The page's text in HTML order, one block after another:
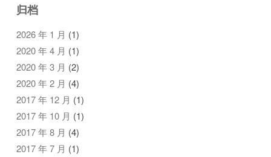
归档
2026 年 1 月 (1)
2020 年 4 月 (1)
2020 年 3 月 (2)
2020 年 2 月 (4)
2017 年 12 月 (1)
2017 年 10 月 (1)
2017 年 8 月 (4)
2017 年 7 月 (1)